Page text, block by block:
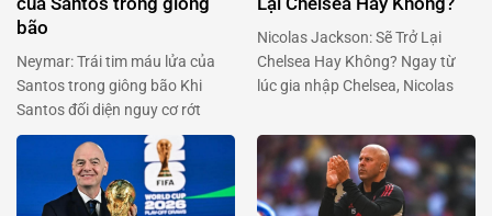
bão
Neymar: Trái tim máu lửa của
Santos trong giông bão Khi
Santos đối diện nguy cơ rớt
hạng, Neymar đã khiến cả Brazil
phải thán phục với quyết định
táo bạo: trở lại sân cỏ dù đang
dính chấn thương nặng. Anh
Nicolas Jackson: Sẽ Trở Lại
Chelsea Hay Không? Ngay từ
lúc gia nhập Chelsea, Nicolas
kỳ vọng sẽ làm nên điều kỳ diệu.
Nhưng đời không như mơ, và
bây giờ anh đang đối mặt với
việc trở lại Stamford Bridge sau